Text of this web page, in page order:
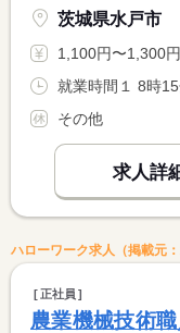
茨城県水戸市
1,100円〜1,300円 ※フルタイム求
その他
求人詳
ハローワーク求人（掲載元
正社員
農業機械技術